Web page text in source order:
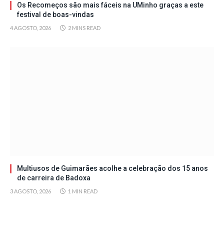
Os Recomeços são mais fáceis na UMinho graças a este
festival de boas-vindas
4 AGOSTO, 2026 2 MINS READ
Multiusos de Guimarães acolhe a celebração dos 15 anos
de carreira de Badoxa
3 AGOSTO, 2026 1 MIN READ